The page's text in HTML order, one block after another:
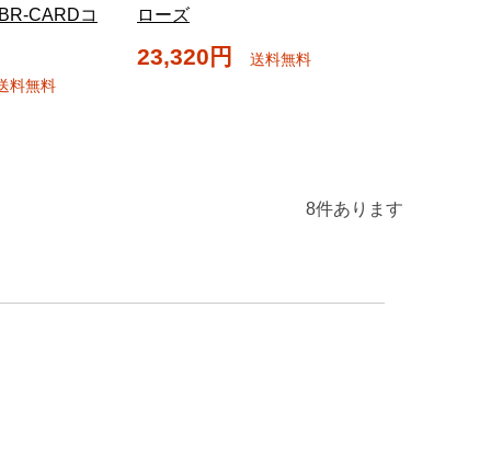
CARDコ
料無料
ローズ
23,320円 送料無料
8件あります